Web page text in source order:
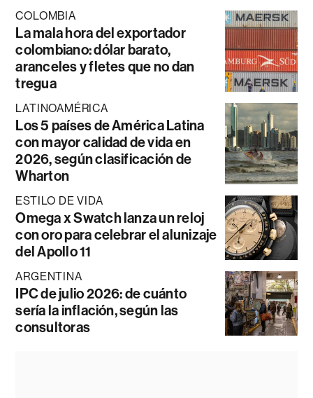
COLOMBIA
La mala hora del exportador
colombiano: dólar barato,
aranceles y fletes que no dan
tregua
LATINOAMÉRICA
Los 5 países de América Latina
con mayor calidad de vida en
2026, según clasificación de
Wharton
ESTILO DE VIDA
Omega x Swatch lanza un reloj
con oro para celebrar el alunizaje
del Apollo 11
ARGENTINA
IPC de julio 2026: de cuánto
sería la inflación, según las
consultoras